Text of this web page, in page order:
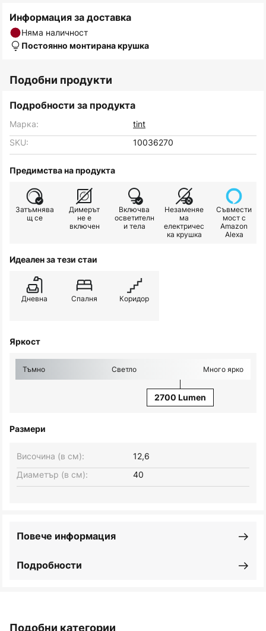
Информация за доставка
Няма наличност
Постоянно монтирана крушка
Подобни продукти
Подробности за продукта
Марка:
tint
SKU:
10036270
Предимства на продукта
Затъмнява
щ се
Димерът
не е
включен
Включва
осветителн
и тела
Незаменяе
ма
електричес
ка крушка
Съвмести
мост с
Amazon
Alexa
Идеален за тези стаи
Дневна Спалня Коридор
Яркост
Тъмно Светло Много ярко
2700 Lumen
Размери
Височина (в см):
12,6
Диаметър (в см):
40
Подробности
Повече информация
Подобни категории